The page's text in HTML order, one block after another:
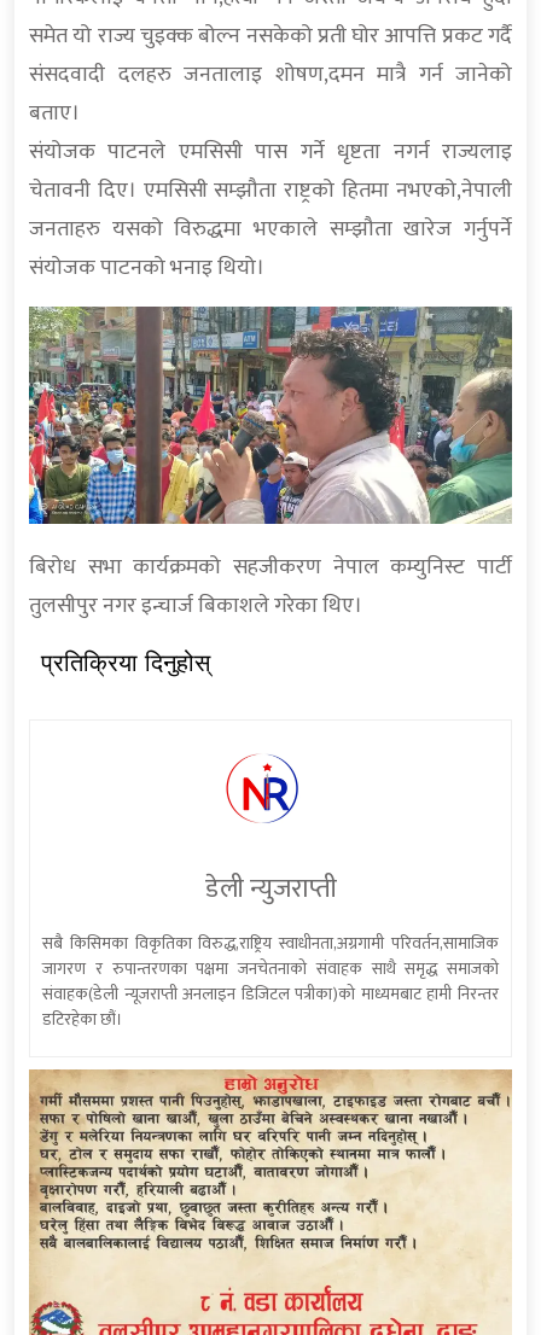
समेत यो राज्य चुइक्क बोल्न नसकेको प्रती घोर आपत्ति प्रकट गर्दै
संसदवादी दलहरु जनतालाइ शोषण,दमन मात्रै गर्न जानेको
बताए।
संयोजक पाटनले एमसिसी पास गर्ने धृष्टता नगर्न राज्यलाइ
चेतावनी दिए। एमसिसी सम्झौता राष्ट्रको हितमा नभएको,नेपाली
जनताहरु यसको विरुद्धमा भएकाले सम्झौता खारेज गर्नुपर्ने
संयोजक पाटनको भनाइ थियो।
बिरोध सभा कार्यक्रमको सहजीकरण नेपाल कम्युनिस्ट पार्टी
तुलसीपुर नगर इन्चार्ज बिकाशले गरेका थिए।
प्रतिक्रिया दिनुहोस्
डेली न्युजराप्ती
सबै किसिमका विकृतिका विरुद्ध,राष्ट्रिय स्वाधीनता,अग्रगामी परिवर्तन,सामाजिक
जागरण र रुपान्तरणका पक्षमा जनचेतनाको संवाहक साथै समृद्ध समाजको
संवाहक(डेली न्यूजराप्ती अनलाइन डिजिटल पत्रीका)को माध्यमबाट हामी निरन्तर
डटिरहेका छौं।